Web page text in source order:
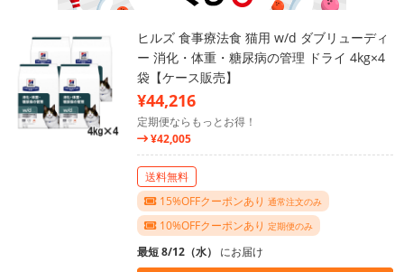
ヒルズ 食事療法食 猫用 w/d ダブリューディ
ー 消化・体重・糖尿病の管理 ドライ 4kg×4
袋【ケース販売】
¥44,216
定期便ならもっとお得！
¥42,005
送料無料
15%OFFクーポンあり 通常注文のみ
10%OFFクーポンあり 定期便のみ
最短 8/12（水） にお届け